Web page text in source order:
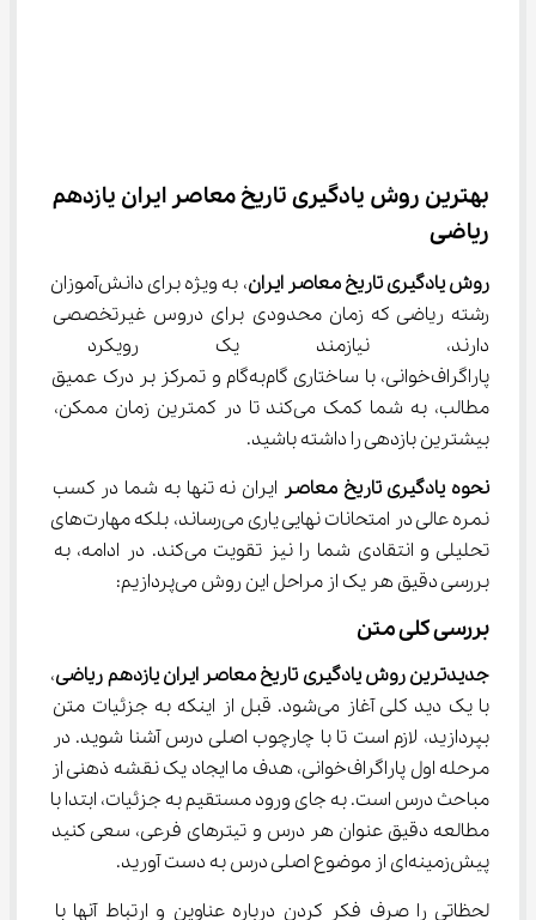
بهترین روش یادگیری تاریخ معاصر ایران یازدهم
ریاضی
روش یادگیری تاریخ معاصر ایران
، به ویژه برای دانش‌آموزان
رشته ریاضی که زمان محدودی برای دروس غیرتخصصی
دارند، نیازمند یک رویکرد
پاراگراف‌خوانی، با ساختاری گام‌به‌گام و تمرکز بر درک عمیق
مطالب، به شما کمک می‌کند تا در کمترین زمان ممکن،
بیشترین بازدهی را داشته باشید.
نحوه یادگیری تاریخ معاصر ایران نه تنها به شما در کسب
نمره عالی در امتحانات نهایی یاری می‌رساند، بلکه مهارت‌های
تحلیلی و انتقادی شما را نیز تقویت می‌کند. در ادامه، به
بررسی دقیق هر یک از مراحل این روش می‌پردازیم:
بررسی کلی متن
جدیدترین روش یادگیری تاریخ معاصر ایران یازدهم ریاضی،
با یک دید کلی آغاز می‌شود. قبل از اینکه به جزئیات متن
بپردازید، لازم است تا با چارچوب اصلی درس آشنا شوید. در
مرحله اول پاراگراف‌خوانی، هدف ما ایجاد یک نقشه ذهنی از
مباحث درس است. به جای ورود مستقیم به جزئیات، ابتدا با
مطالعه دقیق عنوان هر درس و تیترهای فرعی، سعی کنید
پیش‌زمینه‌ای از موضوع اصلی درس به دست آورید.
لحظاتی را صرف فکر کردن درباره عناوین و ارتباط آنها با